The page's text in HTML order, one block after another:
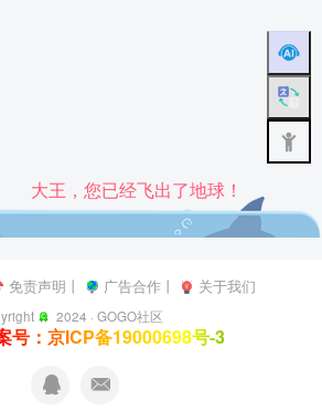
大王，您已经飞出了地球！
免责声明 丨 广告合作丨 关于我们
2024 ·GOGO社区
号：京ICP备19000698号-3